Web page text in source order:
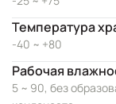
Температура
-40 ~ +80
Рабочая
5 ~ 90, без